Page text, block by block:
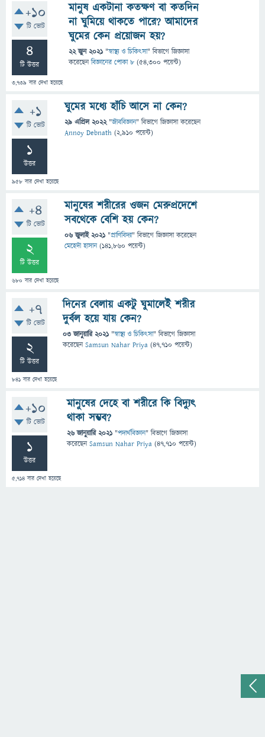
+10
টি ভোট
4
টি উত্তর
3,739 বার দেখা হয়েছে
মানুষ একটানা কতক্ষণ বা কতদিন
না ঘুমিয়ে থাকতে পারে? আমাদের
ঘুমের কেন প্রয়োজন হয়?
22 জুন 2021 "স্বাস্থ্য ও চিকিৎসা" বিভাগে জিজ্ঞাসা
করেছেনবিজ্ঞানের পোকা ৮ (54,300 পয়েন্ট)
+1
টি ভোট
1
উত্তর
958 বার দেখা হয়েছে
ঘুমের মধ্যে হাঁচি আসে না কেন?
29 এপ্রিল 2022 "জীববিজ্ঞান" বিভাগে জিজ্ঞাসাকরেছেন
Annoy Debnath (2,910 পয়েন্ট)
+4
টি ভোট
2
টি উত্তর
680 বার দেখা হয়েছে
মানুষের শরীরের ওজন মেরুপ্রদেশে
সবথেকে বেশি হয় কেন?
06 জুলাই 2021 "প্রাণিবিদ্যা" বিভাগে জিজ্ঞাসাকরেছেন
মেহেদী হাসান (141,860 পয়েন্ট)
+7
টি ভোট
2
টি উত্তর
841 বার দেখা হয়েছে
দিনের বেলায় একটু ঘুমালেই শরীর
দুর্বল হয়ে যায় কেন?
03 জানুয়ারি 2021 "স্বাস্থ্য ও চিকিৎসা" বিভাগে জিজ্ঞাসা
করেছেনSamsun Nahar Priya (47,710 পয়েন্ট)
+10
টি ভোট
1
উত্তর
5,714 বার দেখা হয়েছে
মানুষের দেহে বা শরীরে কি বিদ্যুৎ
থাকা সম্ভব?
26 জানুয়ারি 2021 "পদার্থবিজ্ঞান" বিভাগে জিজ্ঞাসা
করেছেনSamsun Nahar Priya (47,710 পয়েন্ট)